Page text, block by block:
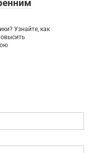
Узнайте, как